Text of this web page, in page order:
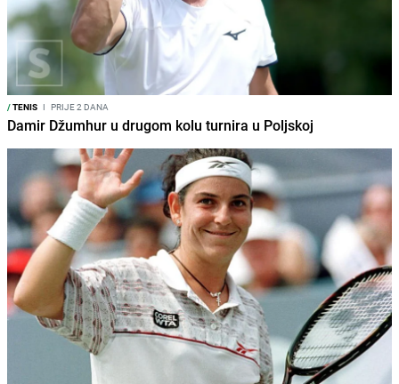
/TENIS I PRIJE 2 DANA
Damir Džumhur u drugom kolu turnira u Poljskoj